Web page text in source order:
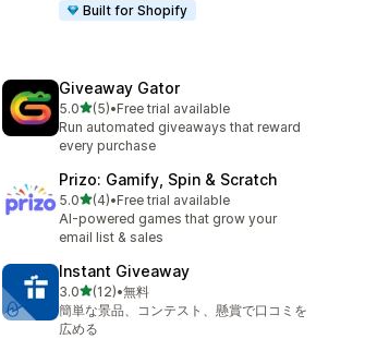
Built for Shopify
Giveaway Gator
5.05つ星中
(5)
合計レビュー数：5件
•Free trial available
Run automated giveaways that reward
every purchase
Prizo: Gamify, Spin & Scratch
5.05つ星中
(4)
合計レビュー数：4件
•Free trial available
AI-powered games that grow your
email list & sales
Instant Giveaway
3.05つ星中
(12)
合計レビュー数：12件
•無料
簡単な景品、コンテスト、懸賞で口コミを
広める